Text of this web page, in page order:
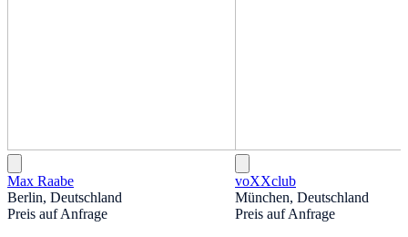
Max Raabe
Berlin, Deutschland
Preis auf Anfrage
voXXclub
München, Deutschland
Preis auf Anfrage